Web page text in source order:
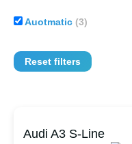
Auotmatic (3)
Reset filters
Audi A3 S-Line